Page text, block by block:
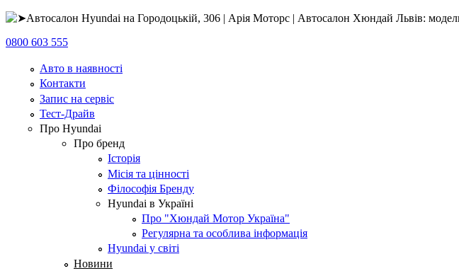
0800 603 555
Авто в наявності
Контакти
Запис на сервіс
Тест-Драйв
Про Hyundai
Про бренд
Історія
Місія та цінності
Філософія Бренду
Hyundai в Україні
Про "Хюндай Мотор Україна"
Регулярна та особлива інформація
Hyundai у світі
Новини